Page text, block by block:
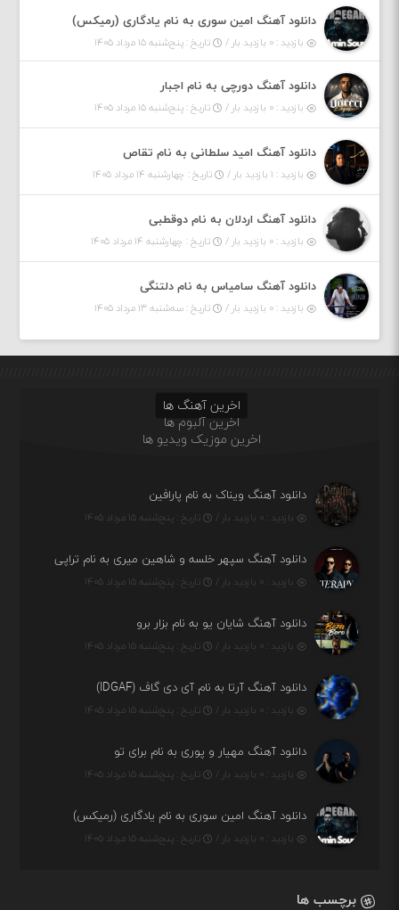
دانلود آهنگ امین سوری به نام یادگاری (رمیکس)
بازدید : ۰ بازدید بار / تاریخ : پنج‌شنبه ۱۵ مرداد ۱۴۰۵
دانلود آهنگ دورچی به نام اجبار
بازدید : ۰ بازدید بار / تاریخ : پنج‌شنبه ۱۵ مرداد ۱۴۰۵
دانلود آهنگ امید سلطانی به نام تقاص
بازدید : ۱ بازدید بار / تاریخ : چهارشنبه ۱۴ مرداد ۱۴۰۵
دانلود آهنگ اردلان به نام دوقطبی
بازدید : ۰ بازدید بار / تاریخ : چهارشنبه ۱۴ مرداد ۱۴۰۵
دانلود آهنگ سامیاس به نام دلتنگی
بازدید : ۰ بازدید بار / تاریخ : سه‌شنبه ۱۳ مرداد ۱۴۰۵
اخرین آهنگ ها
اخرین آلبوم ها
اخرین موزیک ویدیو ها
دانلود آهنگ ویناک به نام پارافین
بازدید : ۰ بازدید بار / تاریخ : پنج‌شنبه ۱۵ مرداد ۱۴۰۵
دانلود آهنگ سپهر خلسه و شاهین میری به نام تراپی
بازدید : ۰ بازدید بار / تاریخ : پنج‌شنبه ۱۵ مرداد ۱۴۰۵
دانلود آهنگ شایان یو به نام بزار برو
بازدید : ۰ بازدید بار / تاریخ : پنج‌شنبه ۱۵ مرداد ۱۴۰۵
دانلود آهنگ آرتا به نام آی دی گاف (IDGAF)
بازدید : ۰ بازدید بار / تاریخ : پنج‌شنبه ۱۵ مرداد ۱۴۰۵
دانلود آهنگ مهیار و پوری به نام برای تو
بازدید : ۰ بازدید بار / تاریخ : پنج‌شنبه ۱۵ مرداد ۱۴۰۵
دانلود آهنگ امین سوری به نام یادگاری (رمیکس)
بازدید : ۰ بازدید بار / تاریخ : پنج‌شنبه ۱۵ مرداد ۱۴۰۵
برچسب ها